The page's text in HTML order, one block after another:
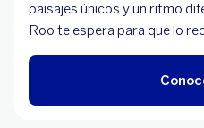
paisajes únicos y un ritmo
Roo te espera para que lo